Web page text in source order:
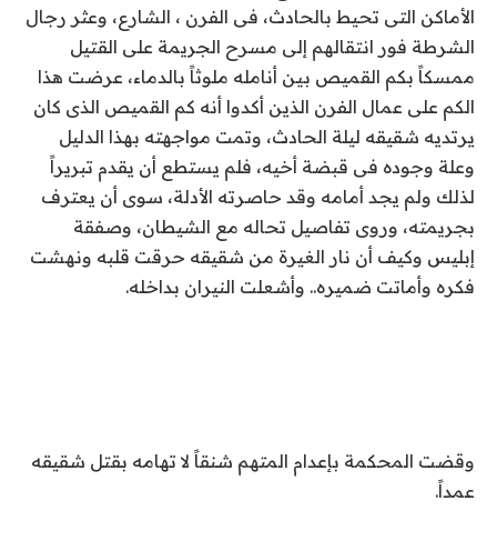
الأماكن التى تحيط بالحادث، فى الفرن ، الشارع، وعثر رجال
الشرطة فور انتقالهم إلى مسرح الجريمة على القتيل
ممسكاً بكم القميص بين أنامله ملوثاً بالدماء، عرضت هذا
الكم على عمال الفرن الذين أكدوا أنه كم القميص الذى كان
يرتديه شقيقه ليلة الحادث، وتمت مواجهته بهذا الدليل
وعلة وجوده فى قبضة أخيه، فلم يستطع أن يقدم تبريراً
لذلك ولم يجد أمامه وقد حاصرته الأدلة، سوى أن يعترف
بجريمته، وروى تفاصيل تحاله مع الشيطان، وصفقة
إبليس وكيف أن نار الغيرة من شقيقه حرقت قلبه ونهشت
فكره وأماتت ضميره.. وأشعلت النيران بداخله.
وقضت المحكمة بإعدام المتهم شنقاً لا تهامه بقتل شقيقه
عمداً.